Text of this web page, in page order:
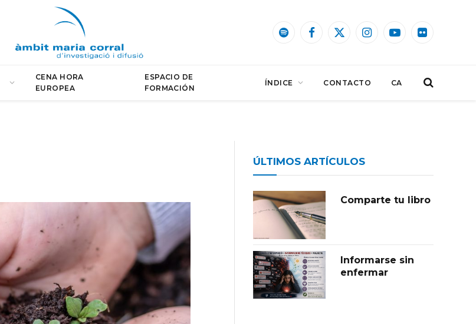
SpotifyFacebook
X
InstagramYouTubeFlickr
CENA HORA
EUROPEA
ESPACIO DE
FORMACIÓN
ÍNDICE CONTACTO CA
ÚLTIMOS ARTÍCULOS
Comparte tu libro
Informarse sin
enfermar